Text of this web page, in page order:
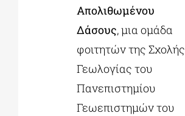
Απολιθωμένου
Δάσους, μια ομάδα
φοιτητών της Σχολής
Γεωλογίας του
Πανεπιστημίου
Γεωεπιστημών του